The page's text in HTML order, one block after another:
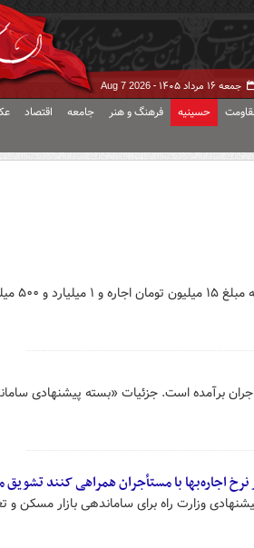
جمعه ۱۶ مرداد ۱۴۰۵ - Aug 7 2026
حسینیه فرهنگ و هنر جامعه اقتصاد
یک دستگاه واحد
برآمده است. جزئیات «بسته پیشنهادی
اجاره‌بها با مستأجران همراهی کنند
وزارت راه برای ساماندهی بازار مسکن و